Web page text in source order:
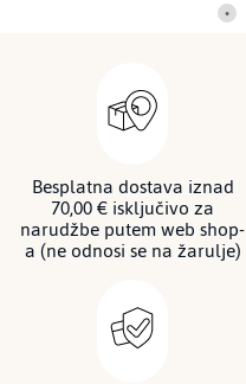
Besplatna dostava iznad
70,00 € isključivo za
narudžbe putem web shop-
a (ne odnosi se na žarulje)